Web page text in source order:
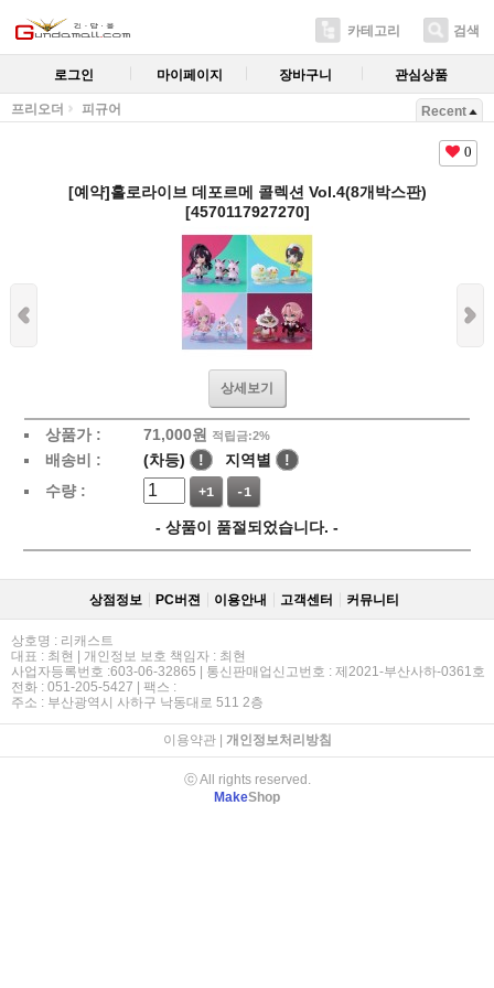
카테고리 검색
로그인 마이페이지 장바구니 관심상품
프리오더 피규어 Recent
0
[예약]홀로라이브 데포르메 콜렉션 Vol.4(8개박스판)
[4570117927270]
상세보기
상품가 : 71,000원 적립금:2%
배송비 : (차등) ! 지역별
!
수량 :
+1 -1
- 상품이 품절되었습니다. -
상점정보 PC버젼 이용안내 고객센터 커뮤니티
상호명 : 리캐스트
대표 : 최현 | 개인정보 보호 책임자 : 최현
사업자등록번호 :603-06-32865 | 통신판매업신고번호 : 제2021-부산사하-0361호
전화 : 051-205-5427 | 팩스 :
주소 : 부산광역시 사하구 낙동대로 511 2층
이용약관| 개인정보처리방침
ⓒ All rights reserved.
MakeShop